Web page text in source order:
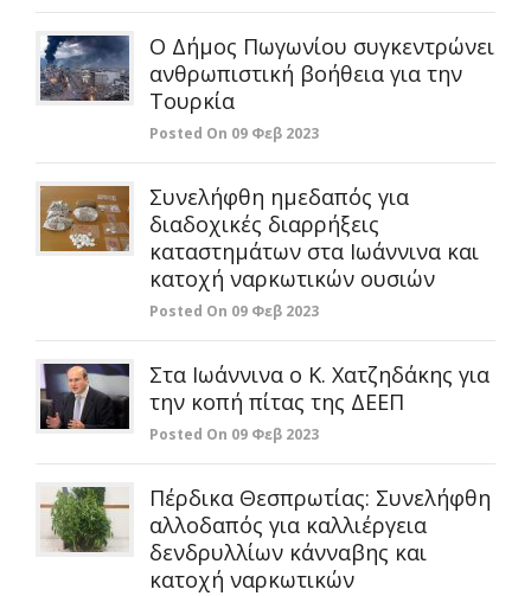
Ο Δήμος Πωγωνίου συγκεντρώνει
ανθρωπιστική βοήθεια για την
Τουρκία
Posted On 09 Φεβ 2023
Συνελήφθη ημεδαπός για
διαδοχικές διαρρήξεις
καταστημάτων στα Ιωάννινα και
κατοχή ναρκωτικών ουσιών
Posted On 09 Φεβ 2023
Στα Ιωάννινα ο Κ. Χατζηδάκης για
την κοπή πίτας της ΔΕΕΠ
Posted On 09 Φεβ 2023
Πέρδικα Θεσπρωτίας: Συνελήφθη
αλλοδαπός για καλλιέργεια
δενδρυλλίων κάνναβης και
κατοχή ναρκωτικών